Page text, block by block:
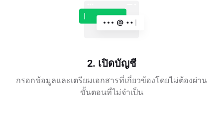
2. เปิดบัญชี
กรอกข้อมูลและเตรียมเอกสารที่เกี่ยวข้องโดยไม่ต้องผ่าน
ขั้นตอนที่ไม่จำเป็น